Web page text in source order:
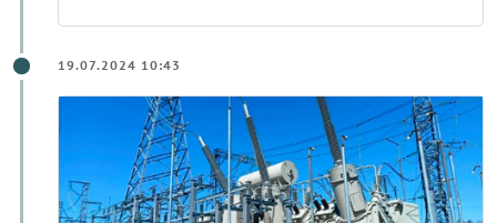
19.07.2024 10:43